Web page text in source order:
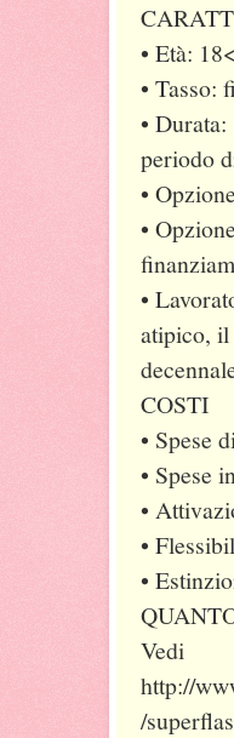
• Età:
• Tasso:
•
periodo
•
•
•
atipico,
COSTI
• Spese
• Spese
•
•
•
Vedi
http://
/